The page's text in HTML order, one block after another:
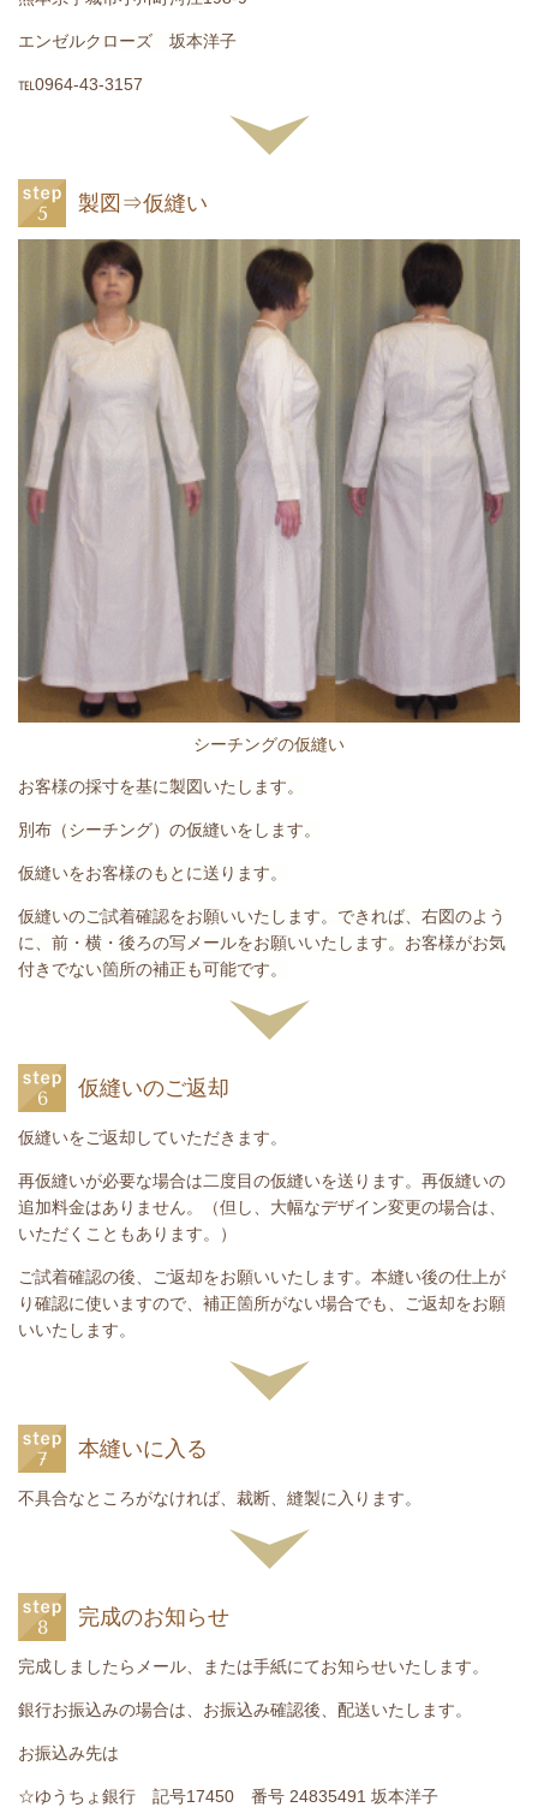
エンゼルクローズ 坂本洋子
℡0964-43-3157
製図⇒仮縫い
シーチングの仮縫い
お客様の採寸を基に製図いたします。
別布（シーチング）の仮縫いをします。
仮縫いをお客様のもとに送ります。
仮縫いのご試着確認をお願いいたします。できれば、右図のよう
に、前・横・後ろの写メールをお願いいたします。お客様がお気
付きでない箇所の補正も可能です。
仮縫いのご返却
仮縫いをご返却していただきます。
再仮縫いが必要な場合は二度目の仮縫いを送ります。再仮縫いの
追加料金はありません。
（但し、大幅なデザイン変更の場合は、
いただくこともあります。）
ご試着確認の後、ご返却をお願いいたします。本縫い後の仕上が
り確認に使いますので、補正箇所がない場合でも、ご返却をお願
いいたします。
本縫いに入る
不具合なところがなければ、裁断、縫製に入ります。
完成のお知らせ
完成しましたらメール、または手紙にてお知らせいたします。
銀行お振込みの場合は、お振込み確認後、配送いたします。
お振込み先は
☆ゆうちょ銀行 記号17450 番号 24835491 坂本洋子